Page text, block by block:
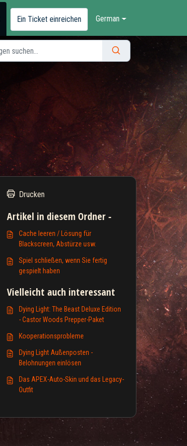
Ein Ticket einreichen German
Drucken
Artikel in diesem Ordner -
Cache leeren / Lösung für
Blackscreen, Abstürze usw.
Spiel schließen, wenn Sie fertig
gespielt haben
Vielleicht auch interessant
Dying Light: The Beast Deluxe Edition
- Castor Woods Prepper-Paket
Kooperationsprobleme
Dying Light Außenposten -
Belohnungen einlösen
Das APEX-Auto-Skin und das Legacy-
Outfit